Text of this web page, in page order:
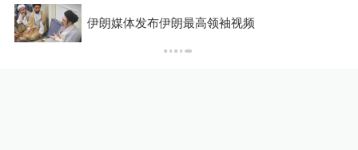
伊朗媒体发布伊朗最高领袖视频
沪ICP证：沪B2-20170116 | 沪ICP备14003370号
互联网新闻信息服务许可证：31120170006
沪公网安备 31010602000299号